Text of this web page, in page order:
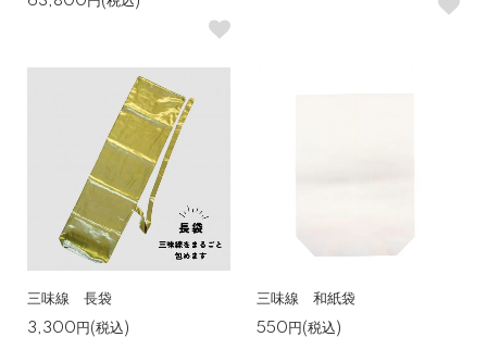
三味線 長袋
3,300円(税込)
三味線 和紙袋
550円(税込)